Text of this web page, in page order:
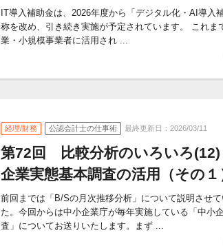
IT導入補助金は、2026年度から「デジタル化・AI導入
称を改め、引き続き実施が予定されています。 これま
業・小規模事業者に活用され ...
経理/財務 公認会計士の仕事術 最終更新日：2026/03/11
第72回 比較分析のいろいろ
企業実態基本調査の活用（その１
前回までは「B/Sの月次推移分析」について説明させ
た。今回からは中小企業庁が毎年実施している「中小
査」についてお送りいたします。まず ...